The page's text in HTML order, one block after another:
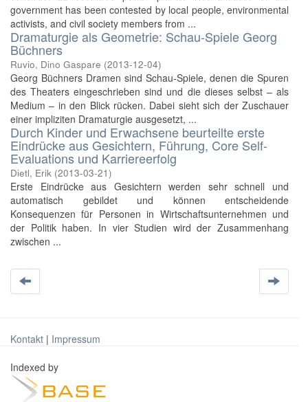
government has been contested by local people, environmental
activists, and civil society members from ...
Dramaturgie als Geometrie: Schau-Spiele Georg
Büchners
Ruvio, Dino Gaspare (2013-12-04)
Georg Büchners Dramen sind Schau-Spiele, denen die Spuren
des Theaters eingeschrieben sind und die dieses selbst – als
Medium – in den Blick rücken. Dabei sieht sich der Zuschauer
einer impliziten Dramaturgie ausgesetzt, ...
Durch Kinder und Erwachsene beurteilte erste
Eindrücke aus Gesichtern, Führung, Core Self-
Evaluations und Karriereerfolg
Dietl, Erik (2013-03-21)
Erste Eindrücke aus Gesichtern werden sehr schnell und
automatisch gebildet und können entscheidende
Konsequenzen für Personen in Wirtschaftsunternehmen und
der Politik haben. In vier Studien wird der Zusammenhang
zwischen ...
Kontakt | Impressum
Indexed by